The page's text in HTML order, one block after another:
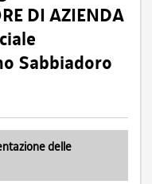
DI AZIENDA
Sabbiadoro
delle